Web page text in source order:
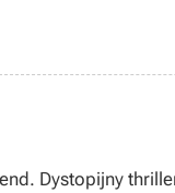
Dystopijny